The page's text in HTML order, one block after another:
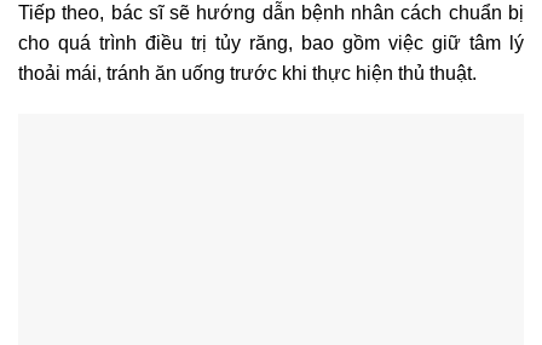
Tiếp theo, bác sĩ sẽ hướng dẫn bệnh nhân cách chuẩn bị
cho quá trình điều trị tủy răng, bao gồm việc giữ tâm lý
thoải mái, tránh ăn uống trước khi thực hiện thủ thuật.